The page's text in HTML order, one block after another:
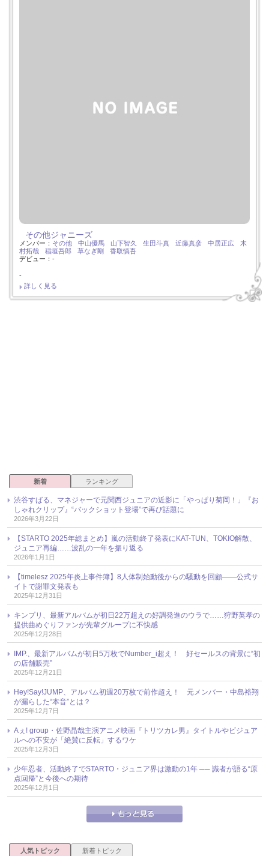
その他ジャニーズ
メンバー： その他 中山優馬 山下智久 生田斗真 近藤真彦 中居正広
木
村拓哉
稲垣吾郎 草なぎ剛
香取慎吾
デビュー：-
-
詳しく見る
新着 ランキング
渋谷すばる、マネジャーで元関西ジュニアの近影に「やっぱり菊岡！」『お
しゃれクリップ』“バックショット登場”で再び話題に
2026年3月22日
【STARTO 2025年総まとめ】嵐の活動終了発表にKAT-TUN、TOKIO解散、
ジュニア再編……波乱の一年を振り返る
2026年1月1日
【timelesz 2025年炎上事件簿】8人体制始動後からの騒動を回顧――公式サ
イトで謝罪文発表も
2025年12月31日
キンプリ、最新アルバムが初日22万超えの好調発進のウラで……狩野英孝の
提供曲めぐりファンが先輩グループに不快感
2025年12月28日
IMP.、最新アルバムが初日5万枚でNumber_i超え！ 好セールスの背景に“初
の店舗販売”
2025年12月21日
Hey!Say!JUMP、アルバム初週20万枚で前作超え！ 元メンバー・中島裕翔
が漏らした“本音”とは？
2025年12月7日
Aぇ! group・佐野晶哉主演アニメ映画『トリツカレ男』タイトルやビジュア
ルへの不安が「絶賛に反転」するワケ
2025年12月3日
少年忍者、活動終了でSTARTO・ジュニア界は激動の1年 ── 識者が語る“原
点回帰”と今後への期待
2025年12月1日
人気トピック 新着トピック